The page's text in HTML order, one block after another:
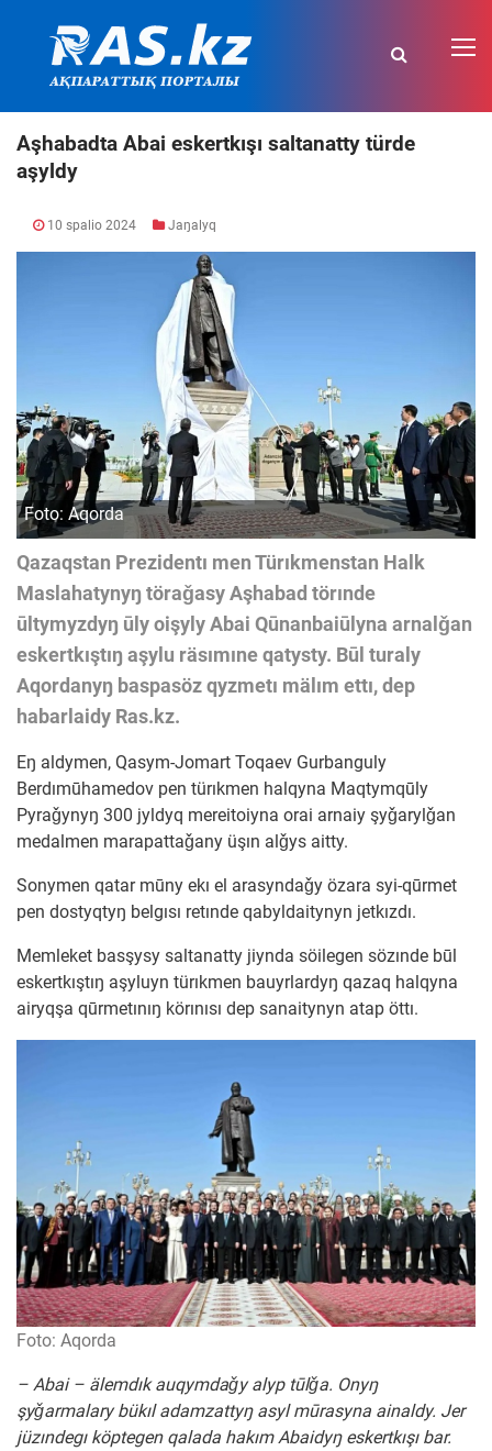
Aşhabadta Abai eskertkışı saltanatty türde
aşyldy
10 spalio 2024 Jaŋalyq
Foto: Aqorda
Qazaqstan Prezidentı men Türıkmenstan Halk
Maslahatynyŋ töraǧasy Aşhabad törınde
ūltymyzdyŋ ūly oişyly Abai Qūnanbaiūlyna arnalǧan
eskertkıştıŋ aşylu räsımıne qatysty. Būl turaly
Aqordanyŋ baspasöz qyzmetı mälım ettı, dep
habarlaidy Ras.kz.
Eŋ aldymen, Qasym-Jomart Toqaev Gurbanguly
Berdımūhamedov pen türıkmen halqyna Maqtymqūly
Pyraǧynyŋ 300 jyldyq mereitoiyna orai arnaiy şyǧarylǧan
medalmen marapattaǧany üşın alǧys aitty.
Sonymen qatar mūny ekı el arasyndaǧy özara syi-qūrmet
pen dostyqtyŋ belgısı retınde qabyldaitynyn jetkızdı.
Memleket basşysy saltanatty jiynda söilegen sözınde būl
eskertkıştıŋ aşyluyn türıkmen bauyrlardyŋ qazaq halqyna
airyqşa qūrmetınıŋ körınısı dep sanaitynyn atap öttı.
Foto: Aqorda
– Abai – älemdık auqymdaǧy alyp tūlǧa. Onyŋ
şyǧarmalary bükıl adamzattyŋ asyl mūrasyna ainaldy. Jer
jüzındegı köptegen qalada hakım Abaidyŋ eskertkışı bar.